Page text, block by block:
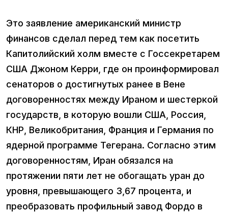
Это заявление американский министр
финансов сделал перед тем как посетить
Капитолийский холм вместе с Госсекретарем
США Джоном Керри, где он проинформировал
сенаторов о достигнутых ранее в Вене
договоренностях между Ираном и шестеркой
государств, в которую вошли США, Россия,
КНР, Великобритания, Франция и Германия по
ядерной программе Тегерана. Согласно этим
договоренностям, Иран обязался на
протяжении пяти лет не обогащать уран до
уровня, превышающего 3,67 процента, и
преобразовать профильный завод Фордо в